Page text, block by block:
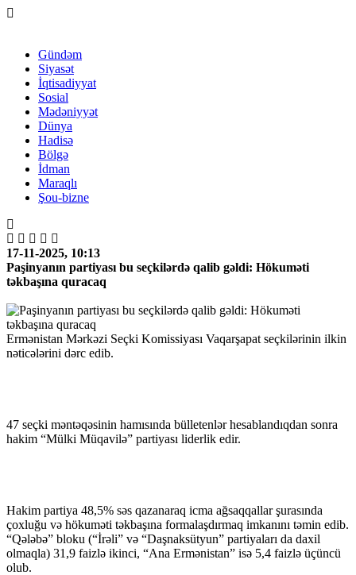
Gündəm
Siyasət
İqtisadiyyat
Sosial
Mədəniyyət
Dünya
Hadisə
Bölgə
İdman
Maraqlı
Şou-bizne
17-11-2025, 10:13
Paşinyanın partiyası bu seçkilərdə qalib gəldi: Hökuməti
təkbaşına quracaq
Ermənistan Mərkəzi Seçki Komissiyası Vaqarşapat seçkilərinin ilkin
nəticələrini dərc edib.
47 seçki məntəqəsinin hamısında bülletenlər hesablandıqdan sonra
hakim “Mülki Müqavilə” partiyası liderlik edir.
Hakim partiya 48,5% səs qazanaraq icma ağsaqqallar şurasında
çoxluğu və hökuməti təkbaşına formalaşdırmaq imkanını təmin edib.
“Qələbə” bloku (“İrəli” və “Daşnaksütyun” partiyaları da daxil
olmaqla) 31,9 faizlə ikinci, “Ana Ermənistan” isə 5,4 faizlə üçüncü
olub.